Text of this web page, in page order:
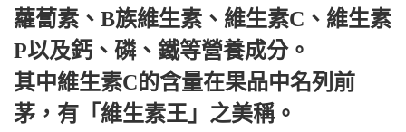
蘿蔔素、B族維生素、維生素C、維生素
P以及鈣、磷、鐵等營養成分。
其中維生素C的含量在果品中名列前
茅，有「維生素王」之美稱。